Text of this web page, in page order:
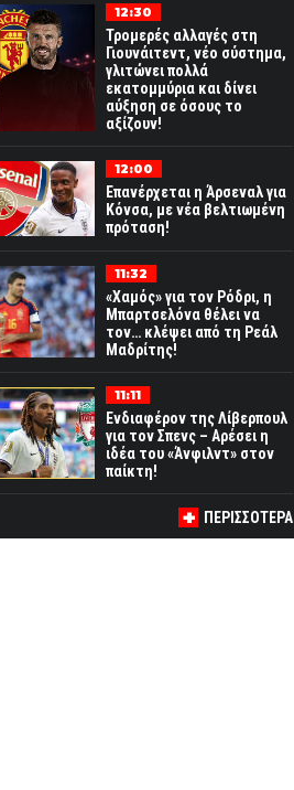
12:30
Τρομερές αλλαγές στη
Γιουνάιτεντ, νέο σύστημα,
γλιτώνει πολλά
εκατομμύρια και δίνει
αύξηση σε όσους το
αξίζουν!
12:00
Επανέρχεται η Άρσεναλ για
Κόνσα, με νέα βελτιωμένη
πρόταση!
11:32
«Χαμός» για τον Ρόδρι, η
Μπαρτσελόνα θέλει να
τον… κλέψει από τη Ρεάλ
Μαδρίτης!
11:11
Ενδιαφέρον της Λίβερπουλ
για τον Σπενς – Αρέσει η
ιδέα του «Άνφιλντ» στον
παίκτη!
ΠΕΡΙΣΣΟΤΕΡΑ